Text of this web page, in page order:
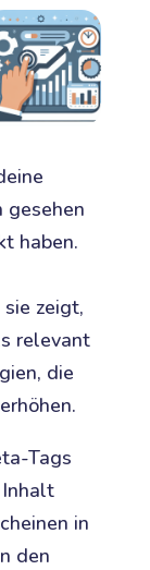
gesehen
haben.
zeigt,
relevant
die
Tags
in
den